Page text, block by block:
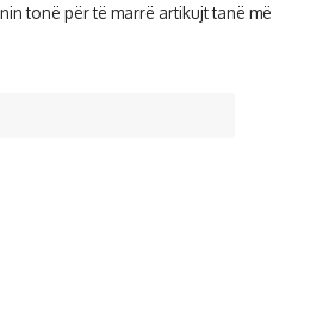
tonë për të marrë artikujt tanë më